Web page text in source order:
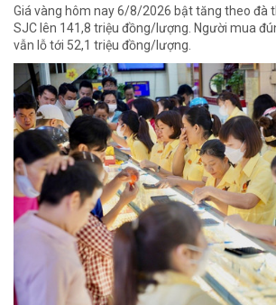
Giá vàng hôm nay 6/8/2026 bật tăng theo đà
SJC lên 141,8 triệu đồng/lượng. Người mua
vẫn lỗ tới 52,1 triệu đồng/lượng.